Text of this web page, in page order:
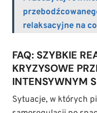
relaksacyjne na
FAQ: SZYBKIE
KRYZYSOWE
INTENSYWNYM
Sytuacje, w których